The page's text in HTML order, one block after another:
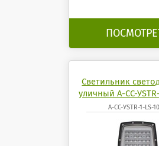
Светильник
уличный А-СС-
А-СС-УSTR-1-LS-